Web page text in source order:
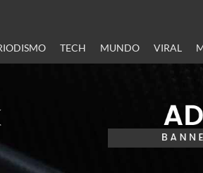
TECH MUNDO VIRAL